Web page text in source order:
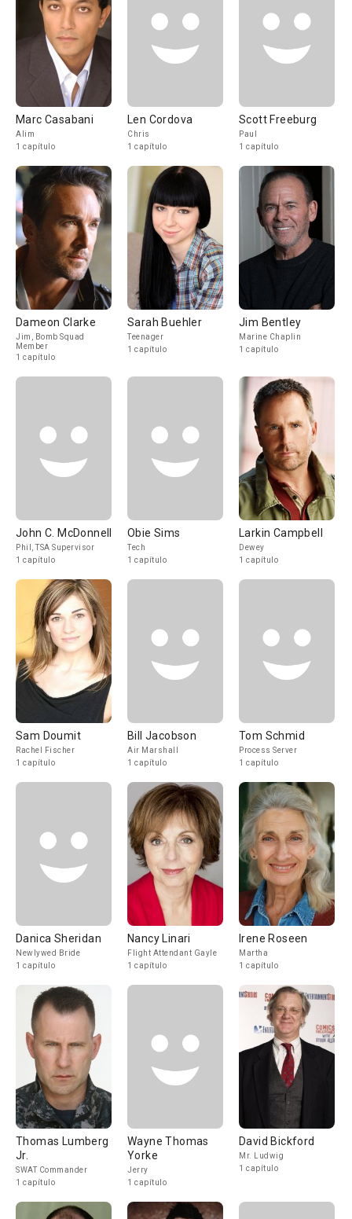
Marc Casabani
Alim
1 capítulo
Len Cordova
Chris
1 capítulo
Scott Freeburg
Paul
1 capítulo
Dameon Clarke
Jim, Bomb Squad
Member
1 capítulo
Sarah Buehler
Teenager
1 capítulo
Jim Bentley
Marine Chaplin
1 capítulo
John C. McDonnell
Phil, TSA Supervisor
1 capítulo
Obie Sims
Tech
1 capítulo
Larkin Campbell
Dewey
1 capítulo
Sam Doumit
Rachel Fischer
1 capítulo
Bill Jacobson
Air Marshall
1 capítulo
Tom Schmid
Process Server
1 capítulo
Danica Sheridan
Newlywed Bride
1 capítulo
Nancy Linari
Flight Attendant Gayle
1 capítulo
Irene Roseen
Martha
1 capítulo
Thomas Lumberg
Jr.
SWAT Commander
1 capítulo
Wayne Thomas
Yorke
Jerry
1 capítulo
David Bickford
Mr. Ludwig
1 capítulo